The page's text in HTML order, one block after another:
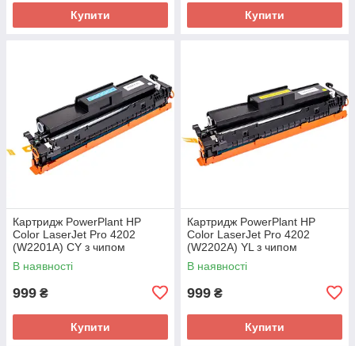
Купити Купити
Картридж PowerPlant HP
Color LaserJet Pro 4202
(W2201A) CY з чипом
В наявності
999 ₴
Купити
Картридж PowerPlant HP
Color LaserJet Pro 4202
(W2202A) YL з чипом
В наявності
999 ₴
Купити